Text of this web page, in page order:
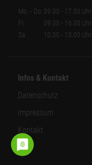
Mo. - Do. 09.00 - 17.00 Uhr
Fr.
09.00 - 16.00 Uhr
Sa.
10.00 - 13.00 Uhr
Infos & Kontakt
Datenschutz
Impressum
Kontakt